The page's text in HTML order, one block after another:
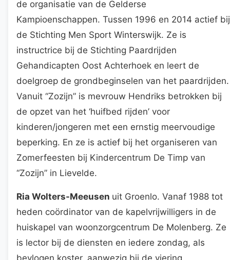
de organisatie van de Gelderse
Kampioenschappen. Tussen 1996 en 2014 actief bij
de Stichting Men Sport Winterswijk. Ze is
instructrice bij de Stichting Paardrijden
Gehandicapten Oost Achterhoek en leert de
doelgroep de grondbeginselen van het paardrijden.
Vanuit “Zozijn” is mevrouw Hendriks betrokken bij
de opzet van het ‘huifbed rijden’ voor
kinderen/jongeren met een ernstig meervoudige
beperking. En ze is actief bij het organiseren van
Zomerfeesten bij Kindercentrum De Timp van
“Zozijn” in Lievelde.
Ria Wolters-Meeusen uit Groenlo. Vanaf 1988 tot
heden coördinator van de kapelvrijwilligers in de
huiskapel van woonzorgcentrum De Molenberg. Ze
is lector bij de diensten en iedere zondag, als
bevlogen koster, aanwezig bij de viering .